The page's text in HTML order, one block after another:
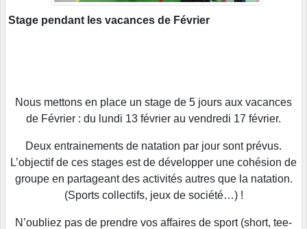
Stage pendant les vacances de Février
Nous mettons en place un stage de 5 jours aux vacances
de Février : du lundi 13 février au vendredi 17 février.
Deux entrainements de natation par jour sont prévus.
L’objectif de ces stages est de développer une cohésion de
groupe en partageant des activités autres que la natation.
(Sports collectifs, jeux de société…) !
N’oubliez pas de prendre vos affaires de sport (short, tee-